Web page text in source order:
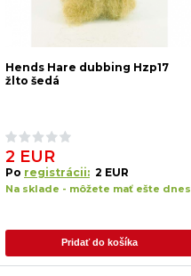
Hends Hare dubbing Hzp17
žlto šedá
2 EUR
Po registrácii: 2 EUR
Na sklade - môžete mať ešte dnes
Pridať do košíka